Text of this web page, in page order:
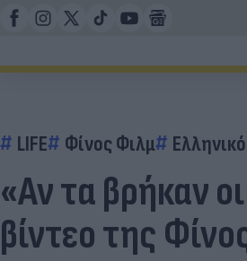
LIFE Φίνος Φιλμ
«Αν τα βρήκαν
βίντεο της